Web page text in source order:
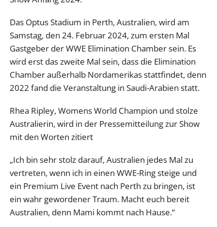
Das Optus Stadium in Perth, Australien, wird am
Samstag, den 24. Februar 2024, zum ersten Mal
Gastgeber der WWE Elimination Chamber sein. Es
wird erst das zweite Mal sein, dass die Elimination
Chamber außerhalb Nordamerikas stattfindet, denn
2022 fand die Veranstaltung in Saudi-Arabien statt.
Rhea Ripley, Womens World Champion und stolze
Australierin, wird in der Pressemitteilung zur Show
mit den Worten zitiert
„Ich bin sehr stolz darauf, Australien jedes Mal zu
vertreten, wenn ich in einen WWE-Ring steige und
ein Premium Live Event nach Perth zu bringen, ist
ein wahr gewordener Traum. Macht euch bereit
Australien, denn Mami kommt nach Hause.“